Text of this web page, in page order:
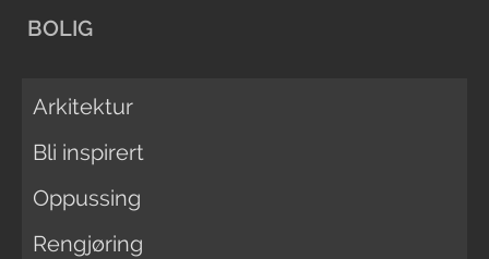
BOLIG
Arkitektur
Bli inspirert
Oppussing
Rengjøring